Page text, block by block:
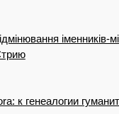
іменників-
к генеалогии